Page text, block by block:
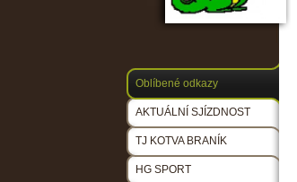
Oblíbené odkazy
AKTUÁLNÍ SJÍZDNOST
TJ KOTVA BRANÍK
HG SPORT